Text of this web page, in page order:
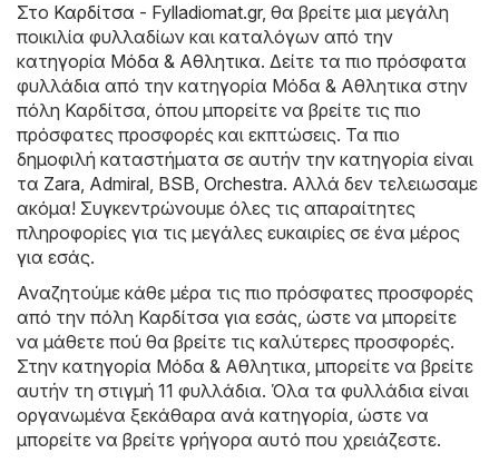
Στο Καρδίτσα - Fylladiomat.gr, θα βρείτε μια μεγάλη
ποικιλία φυλλαδίων και καταλόγων από την
κατηγορία Μόδα & Aθλητικα. Δείτε τα πιο πρόσφατα
φυλλάδια από την κατηγορία Μόδα & Aθλητικα στην
πόλη Καρδίτσα, όπου μπορείτε να βρείτε τις πιο
πρόσφατες προσφορές και εκπτώσεις. Τα πιο
δημοφιλή καταστήματα σε αυτήν την κατηγορία είναι
τα Zara, Admiral, BSB, Orchestra. Αλλά δεν τελειωσαμε
ακόμα! Συγκεντρώνουμε όλες τις απαραίτητες
πληροφορίες για τις μεγάλες ευκαιρίες σε ένα μέρος
για εσάς.
Αναζητούμε κάθε μέρα τις πιο πρόσφατες προσφορές
από την πόλη Καρδίτσα για εσάς, ώστε να μπορείτε
να μάθετε πού θα βρείτε τις καλύτερες προσφορές.
Στην κατηγορία Μόδα & Aθλητικα, μπορείτε να βρείτε
αυτήν τη στιγμή 11 φυλλάδια. Όλα τα φυλλάδια είναι
οργανωμένα ξεκάθαρα ανά κατηγορία, ώστε να
μπορείτε να βρείτε γρήγορα αυτό που χρειάζεστε.